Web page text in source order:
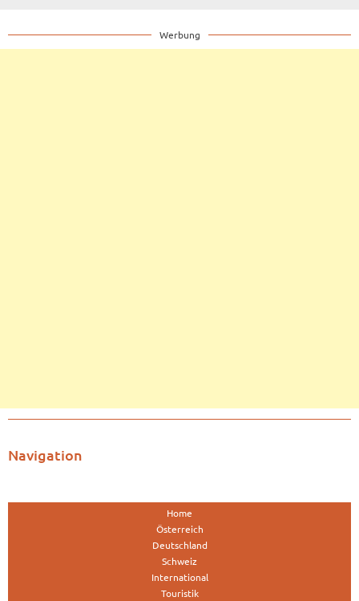
Werbung
Navigation
Home
Österreich
Deutschland
Schweiz
International
Touristik